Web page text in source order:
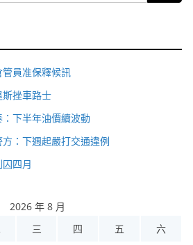
員准保釋候訊
斯挫車路士
：下半年油價續波動
：下週起嚴打交通違例
四月
2026 年 8 月
三 四 五 六